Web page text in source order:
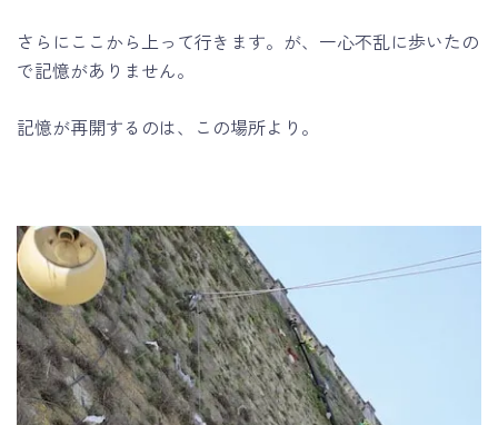
さらにここから上って行きます。が、一心不乱に歩いたの
で記憶がありません。
記憶が再開するのは、この場所より。